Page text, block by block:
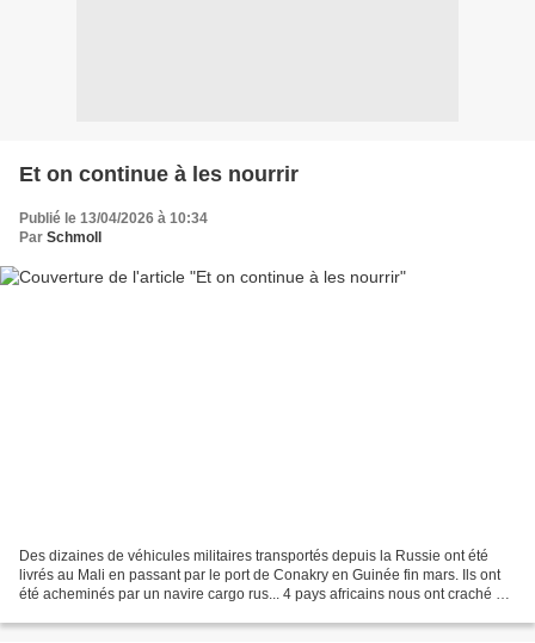
Et on continue à les nourrir
Publié le 13/04/2026 à 10:34
Par Schmoll
Des dizaines de véhicules militaires transportés depuis la Russie ont été
livrés au Mali en passant par le port de Conakry en Guinée fin mars. Ils ont
été acheminés par un navire cargo rus... 4 pays africains nous ont craché à